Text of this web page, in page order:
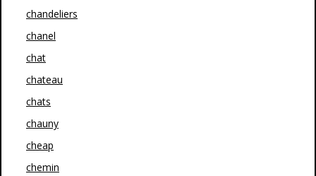
chandeliers
chanel
chat
chateau
chats
chauny
cheap
chemin